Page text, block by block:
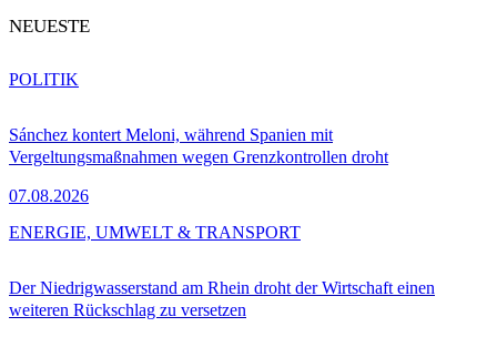
NEUESTE
Sánchez kontert Meloni, während Spanien mit
Vergeltungsmaßnahmen wegen Grenzkontrollen droht
07.08.2026
POLITIK
Der Niedrigwasserstand am Rhein droht der Wirtschaft einen
weiteren Rückschlag zu versetzen
ENERGIE, UMWELT & TRANSPORT